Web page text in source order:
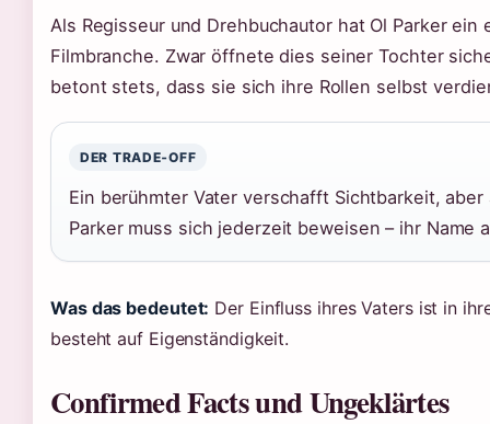
Als Regisseur und Drehbuchautor hat Ol Parker
Filmbranche. Zwar öffnete dies seiner Tochter
betont stets, dass sie sich ihre Rollen selbst
DER TRADE‑OFF
Ein berühmter Vater verschafft Sichtbarkeit,
Parker muss sich jederzeit beweisen – ihr Name
Was das bedeutet: Der Einfluss ihres Vaters ist in
besteht auf Eigenständigkeit.
Confirmed Facts und Ungeklärtes